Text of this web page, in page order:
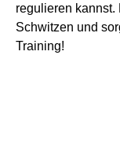
regulieren kannst.
Schwitzen und
Training!